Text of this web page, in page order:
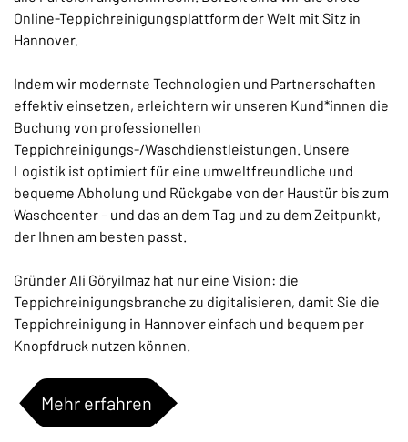
Online-Teppichreinigungsplattform der Welt mit Sitz in
Hannover.
Indem wir modernste Technologien und Partnerschaften
effektiv einsetzen, erleichtern wir unseren Kund*innen die
Buchung von professionellen
Teppichreinigungs-/Waschdienstleistungen. Unsere
Logistik ist optimiert für eine umweltfreundliche und
bequeme Abholung und Rückgabe von der Haustür bis zum
Waschcenter – und das an dem Tag und zu dem Zeitpunkt,
der Ihnen am besten passt.
Gründer Ali Göryilmaz hat nur eine Vision: die
Teppichreinigungsbranche zu digitalisieren, damit Sie die
Teppichreinigung in Hannover einfach und bequem per
Knopfdruck nutzen können.
Mehr erfahren